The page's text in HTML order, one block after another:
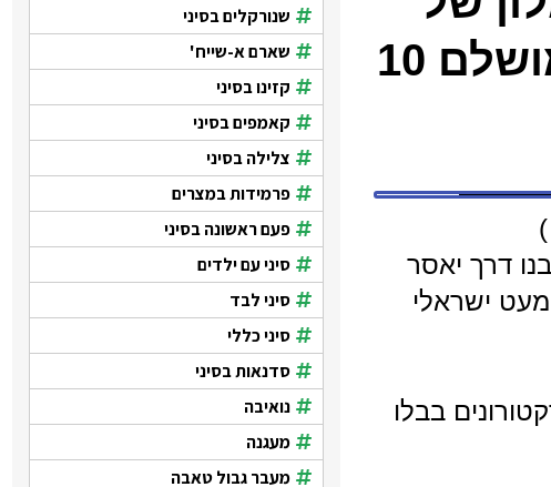
יאסר ( seahorse ) המלון שלו ממוקם במיקום מושלם 10
, ישבנו דרך יאסר
ישראלי
בבלו
שנורקלים בסיני
שארם א-שייח'
קזינו בסיני
קאמפים בסיני
צלילה בסיני
פרמידות במצרים
פעם ראשונה בסיני
סיני עם ילדים
סיני לבד
סיני כללי
סדנאות בסיני
נואיבה
מעגנה
מעבר גבול טאבה